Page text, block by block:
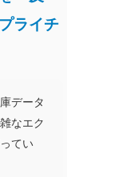
ライチ
データ
なエク
てい